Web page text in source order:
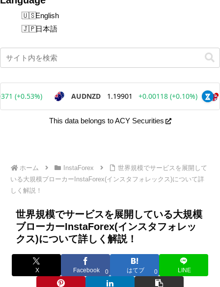
English
日本語
This data belongs to ACY Securities
ホーム InstaForex
世界規模でサービスを展開して
いる大規模ブローカーInstaForex(インスタフォレックス)について詳
しく解説！
世界規模でサービスを展開している大規模
ブローカーInstaForex(インスタフォレッ
クス)について詳しく解説！
X Facebook 0 はてブ 0 LINE